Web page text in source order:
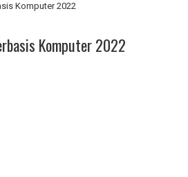
Komputer 2022
Komputer 2022